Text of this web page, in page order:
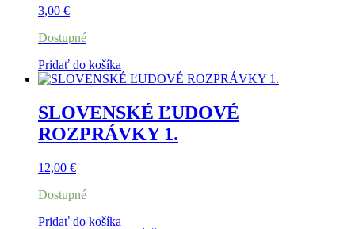
3,00 €
Dostupné
Pridať do košíka
SLOVENSKÉ ĽUDOVÉ
ROZPRÁVKY 1.
12,00 €
Dostupné
Pridať do košíka